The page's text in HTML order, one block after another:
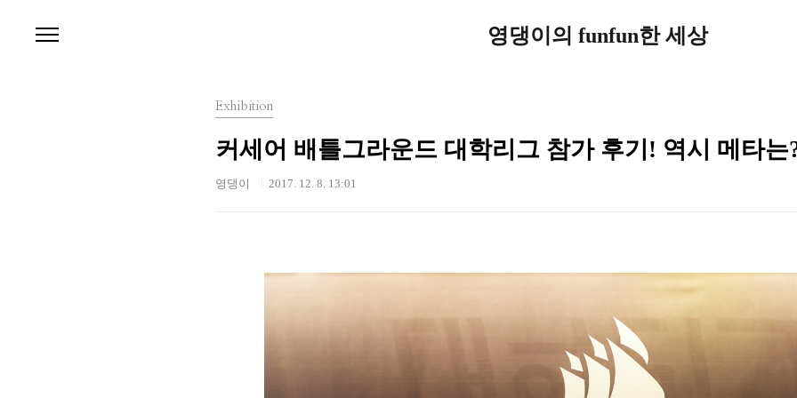
영댕이의 funfun한 세상
Exhibition
커세어 배틀그라운드 대학리그 참가 후기! 역시 메타는
영댕이 2017. 12. 8. 13:01